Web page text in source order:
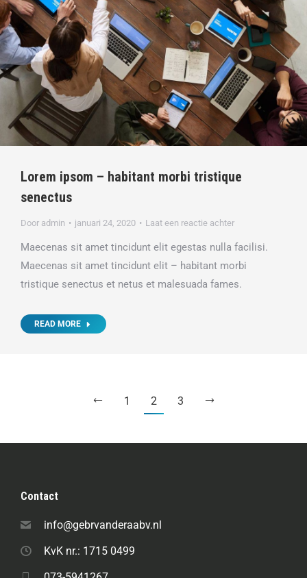
Lorem ipsom – habitant morbi tristique
senectus
Door admin januari 24, 2020 Laat een reactie achter
Maecenas sit amet tincidunt elit egestas nulla facilisi.
Maecenas sit amet tincidunt elit – habitant morbi
tristique senectus et netus et malesuada fames.
READ MORE
1 2 3
Contact
info@gebrvanderaabv.nl
KvK nr.: 1715 0499